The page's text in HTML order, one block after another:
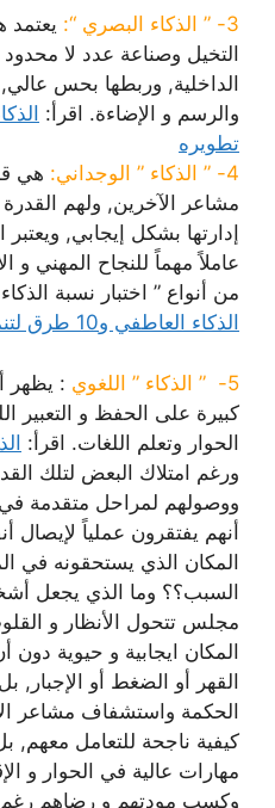
3- ” الذكاء البصري “:
يعتمد
التخيل وصناعة عدد لا
الداخلية, وربطها بحس عالي,
والرسم و الإضاءة. اقرأ:
تطويره
4- ” الذكاء ” الوجداني:
هي
مشاعر الآخرين, ولهم القدرة
إدارتها بشكل إيجابي,
عاملاً مهماً للنجاح المهني
من أنواع ” اختبار نسبة
الذكاء العاطفي و10 طرق لتنميته
5- ” الذكاء ” اللغوي
: يظهر
كبيرة على الحفظ و التعبير
الحوار وتعلم اللغات. اقرأ:
ورغم امتلاك البعض لتلك
ووصولهم لمراحل متقدمة
أنهم يفتقرون عملياً
المكان الذي يستحقونه في
السبب؟؟ وما الذي يجعل
مجلس تتحول الأنظار و
المكان ايجابية و حيوية
القهر أو الضغط أو
الحكمة واستشفاف مشاعر
كيفية ناجحة للتعامل معهم,
مهارات عالية في الحوار و
وكسب مودتهم و رضاهم رغم